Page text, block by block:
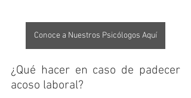
Conoce a Nuestros Psicólogos Aquí
¿Qué hacer en caso de padecer
acoso laboral?